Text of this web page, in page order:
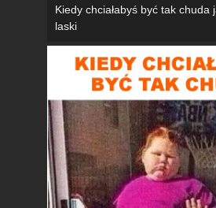
Kiedy chciałabyś być tak chuda
laski